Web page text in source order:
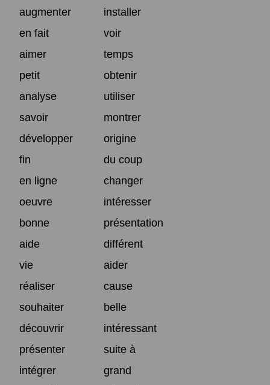
augmenter
installer
en fait
voir
aimer
temps
petit
obtenir
analyse
utiliser
savoir
montrer
développer
origine
fin
du coup
en ligne
changer
oeuvre
intéresser
bonne
présentation
aide
différent
vie
aider
réaliser
cause
souhaiter
belle
découvrir
intéressant
présenter
suite à
intégrer
grand